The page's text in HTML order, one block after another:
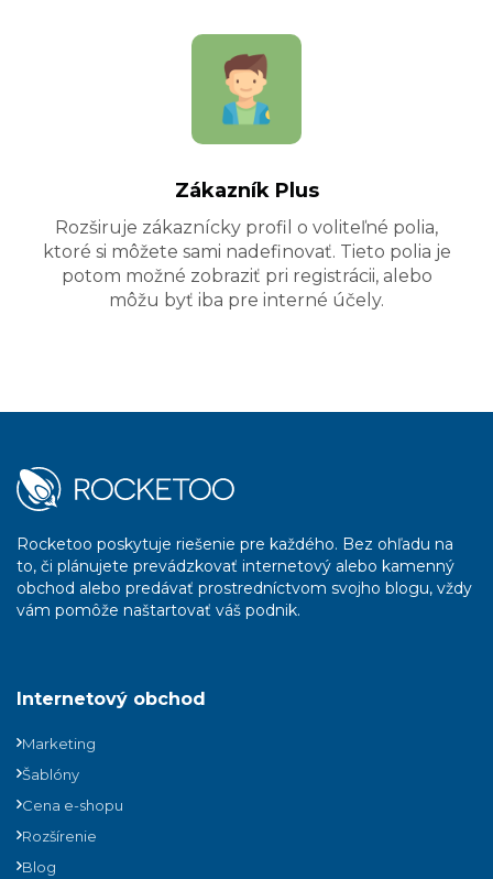
Zákazník Plus
Rozširuje zákaznícky profil o voliteľné polia,
ktoré si môžete sami nadefinovať. Tieto polia je
potom možné zobraziť pri registrácii, alebo
môžu byť iba pre interné účely.
Rocketoo poskytuje riešenie pre každého. Bez ohľadu na
to, či plánujete prevádzkovať internetový alebo kamenný
obchod alebo predávať prostredníctvom svojho blogu, vždy
vám pomôže naštartovať váš podnik.
Internetový obchod
Marketing
Šablóny
Cena e-shopu
Rozšírenie
Blog